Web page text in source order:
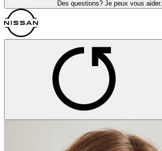
Des questions? Je peux vous aider.